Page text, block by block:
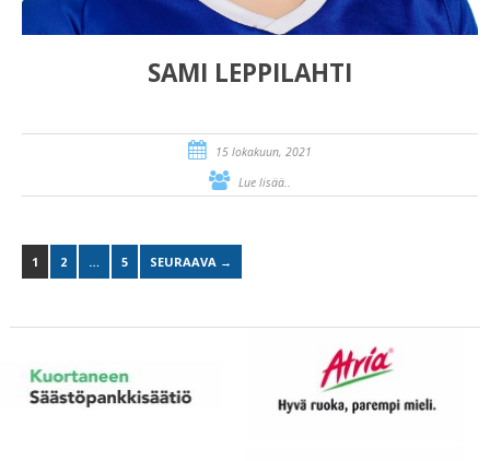
SAMI LEPPILAHTI
15 lokakuun, 2021
Lue lisää..
1 2 … 5 SEURAAVA →